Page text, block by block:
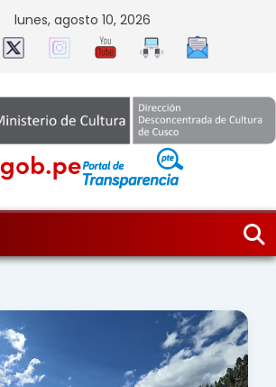
lunes, agosto 10, 2026